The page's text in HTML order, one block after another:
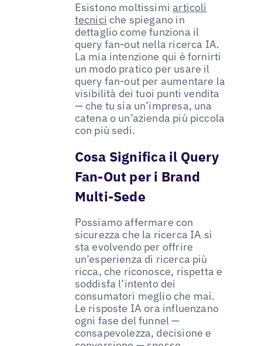
Esistono moltissimiarticoli
tecnici che spiegano in
dettaglio come funziona il
query fan-out nella ricerca IA.
La mia intenzione qui è fornirti
un modo pratico per usare il
query fan-out per aumentare la
visibilità dei tuoi punti vendita
— che tu sia un’impresa, una
catena o un’azienda più piccola
con più sedi.
Cosa Significa il Query
Fan-Out per i Brand
Multi-Sede
Possiamo affermare con
sicurezza che la ricerca IA si
sta evolvendo per offrire
un’esperienza di ricerca più
ricca, che riconosce, rispetta e
soddisfa l’intento dei
consumatori meglio che mai.
Le risposte IA ora influenzano
ogni fase del funnel —
consapevolezza, decisione e